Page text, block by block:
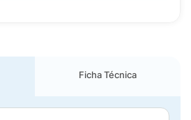
Ficha Técnica